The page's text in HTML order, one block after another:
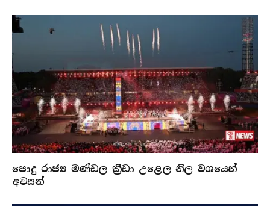
පොදු රාජ්‍ය මණ්ඩල ක්‍රීඩා උළෙල නිල වශයෙන්
අවසන්